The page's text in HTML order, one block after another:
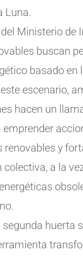
Luna.
Ministerio de
buscan
basado en
escenario,
hacen un
renovables y
a la
segunda huerta